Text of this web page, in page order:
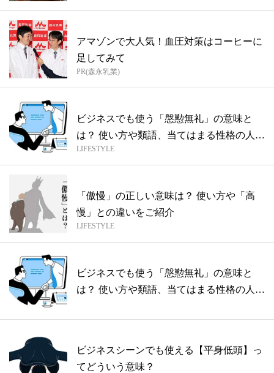
アマゾンで大人気！血圧対策はコーヒーに
足してみて
PR(森永乳業)
ビジネスでも使う「慇懃無礼」の意味と
は？ 使い方や類語、当てはまる性格の人の
特徴...
LIFESTYLE
「傲慢」の正しい意味は？ 使い方や「高
慢」との違いをご紹介
LIFESTYLE
ビジネスでも使う「慇懃無礼」の意味と
は？ 使い方や類語、当てはまる性格の人の
ビジネスシーンでも使える【平身低頭】っ
てどういう意味？